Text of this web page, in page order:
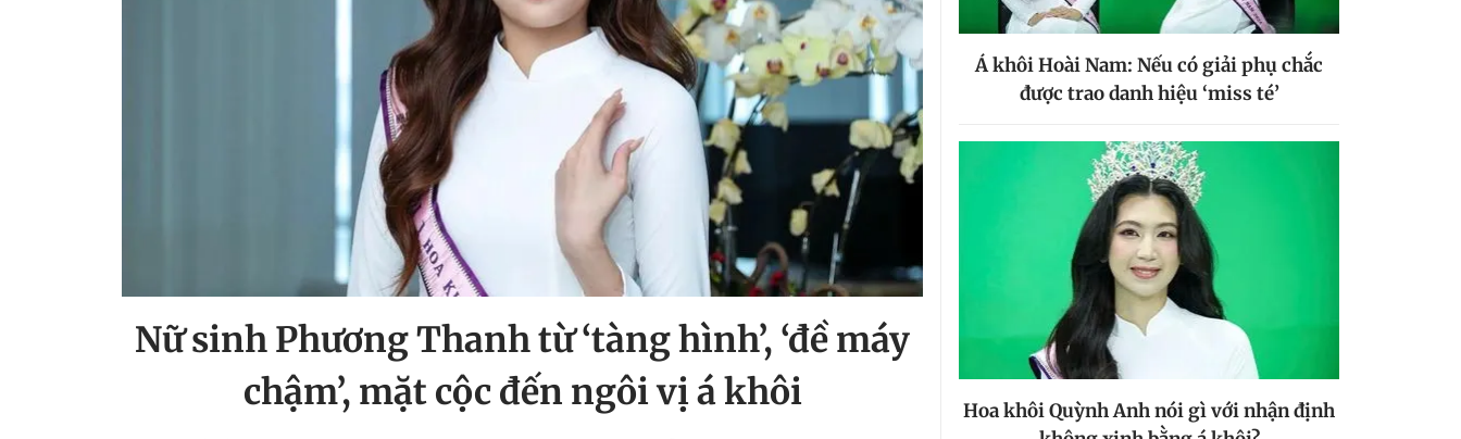
Nữ sinh Phương Thanh từ ‘tàng hình’, ‘đề máy
chậm’, mặt cộc đến ngôi vị á khôi
Á khôi Hoài Nam: Nếu có giải phụ chắc
được trao danh hiệu ‘miss té’
Hoa khôi Quỳnh Anh nói gì với nhận định